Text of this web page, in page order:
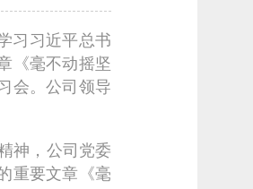
习习近平总书
《毫不动摇坚
会。公司领导
神，公司党委
重要文章《毫